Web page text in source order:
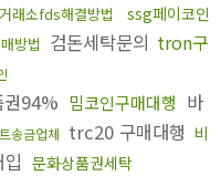
래소fds해결방법
ssg페이코인
방법 검돈세탁문의 tron구
권94% 밈코인구매대행 바
송금업체 trc20 구매대행 비
문화상품권세탁